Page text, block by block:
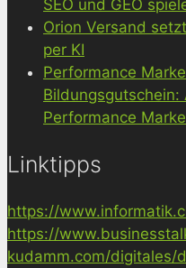
SEO und GEO
Orion Versand
per KI
Performance
Performance
Linktipps
https://
https://
kudamm.com/